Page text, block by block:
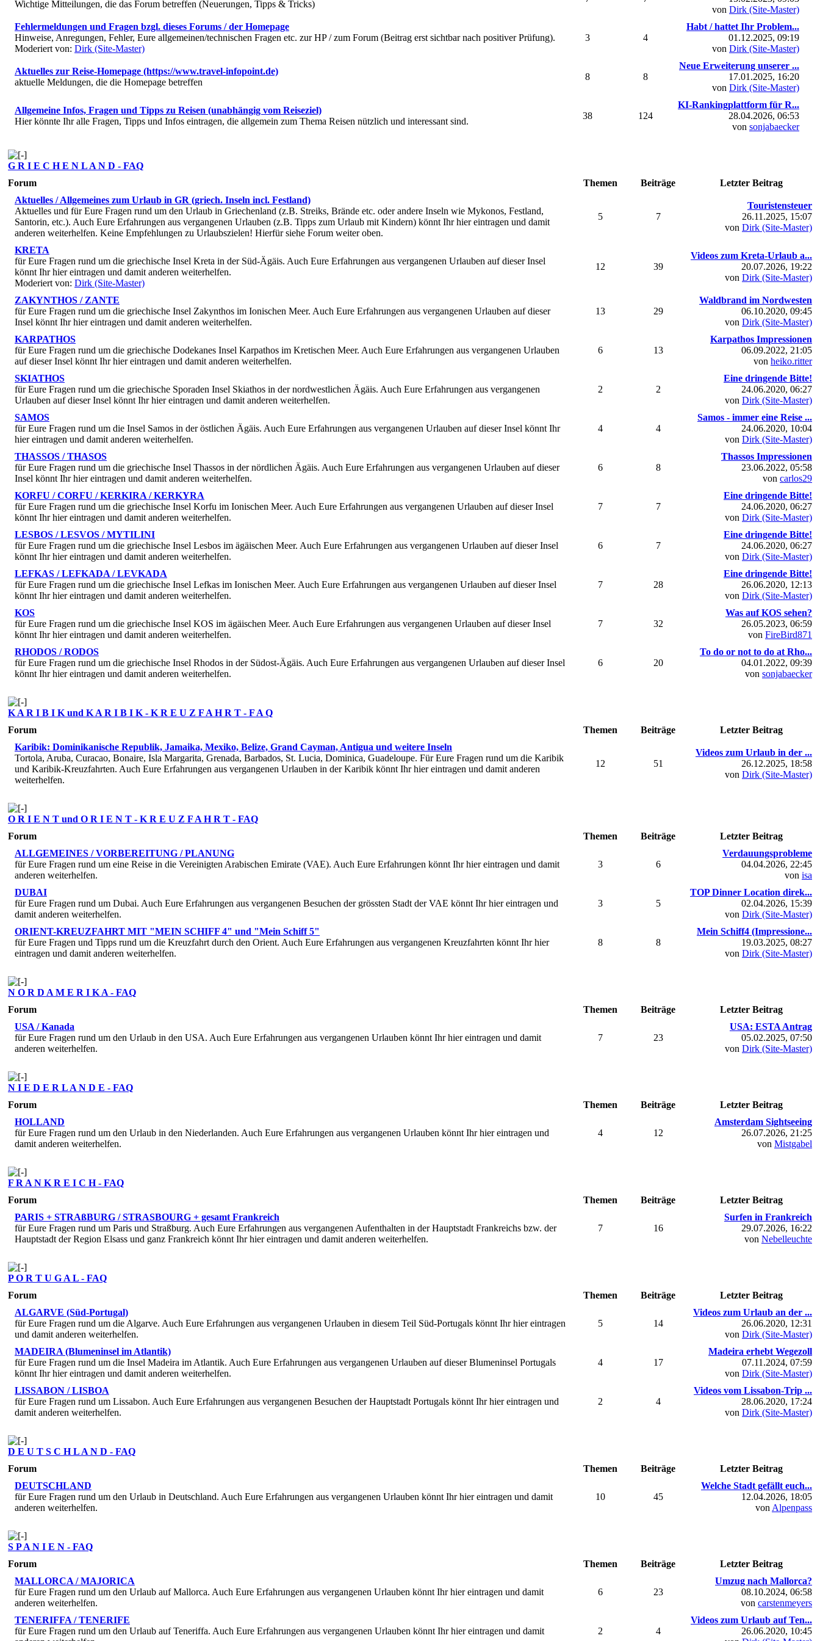
Wichtige Mitteilungen, die das Forum betreffen (Neuerungen, Tipps & Tricks)
von Dirk (Site-Master)
Fehlermeldungen und Fragen bzgl. dieses Forums / der Homepage
Hinweise, Anregungen, Fehler, Eure allgemeinen/technischen Fragen etc. zur HP / zum Forum (Beitrag erst sichtbar nach positiver Prüfung).
Moderiert von: Dirk (Site-Master)
3 4
Habt / hattet Ihr Problem...
01.12.2025, 09:19
von Dirk (Site-Master)
Aktuelles zur Reise-Homepage (https://www.travel-infopoint.de)
aktuelle Meldungen, die die Homepage betreffen
8 8
Neue Erweiterung unserer ...
17.01.2025, 16:20
von Dirk (Site-Master)
Allgemeine Infos, Fragen und Tipps zu Reisen (unabhängig vom Reiseziel)
Hier könnte Ihr alle Fragen, Tipps und Infos eintragen, die allgemein zum Thema Reisen nützlich und interessant sind.
38 124
KI-Rankingplattform für R...
28.04.2026, 06:53
von sonjabaecker
G R I E C H E N L A N D - FAQ
Forum
Themen Beiträge
Letzter Beitrag
Aktuelles / Allgemeines zum Urlaub in GR (griech. Inseln incl. Festland)
Aktuelles und für Eure Fragen rund um den Urlaub in Griechenland (z.B. Streiks, Brände etc. oder andere Inseln wie Mykonos, Festland,
Santorin, etc.). Auch Eure Erfahrungen aus vergangenen Urlauben (z.B. Tipps zum Urlaub mit Kindern) könnt Ihr hier eintragen und damit
anderen weiterhelfen. Keine Empfehlungen zu Urlaubszielen! Hierfür siehe Forum weiter oben.
5 7
Touristensteuer
26.11.2025, 15:07
von Dirk (Site-Master)
KRETA
für Eure Fragen rund um die griechische Insel Kreta in der Süd-Ägäis. Auch Eure Erfahrungen aus vergangenen Urlauben auf dieser Insel
könnt Ihr hier eintragen und damit anderen weiterhelfen.
Moderiert von: Dirk (Site-Master)
12 39
Videos zum Kreta-Urlaub a...
20.07.2026, 19:22
von Dirk (Site-Master)
ZAKYNTHOS / ZANTE
für Eure Fragen rund um die griechische Insel Zakynthos im Ionischen Meer. Auch Eure Erfahrungen aus vergangenen Urlauben auf dieser
Insel könnt Ihr hier eintragen und damit anderen weiterhelfen.
13 29
Waldbrand im Nordwesten
06.10.2020, 09:45
von Dirk (Site-Master)
KARPATHOS
für Eure Fragen rund um die griechische Dodekanes Insel Karpathos im Kretischen Meer. Auch Eure Erfahrungen aus vergangenen Urlauben
auf dieser Insel könnt Ihr hier eintragen und damit anderen weiterhelfen.
6 13
Karpathos Impressionen
06.09.2022, 21:05
von heiko.ritter
SKIATHOS
für Eure Fragen rund um die griechische Sporaden Insel Skiathos in der nordwestlichen Ägäis. Auch Eure Erfahrungen aus vergangenen
Urlauben auf dieser Insel könnt Ihr hier eintragen und damit anderen weiterhelfen.
2 2
Eine dringende Bitte!
24.06.2020, 06:27
von Dirk (Site-Master)
SAMOS
für Eure Fragen rund um die Insel Samos in der östlichen Ägäis. Auch Eure Erfahrungen aus vergangenen Urlauben auf dieser Insel könnt Ihr
hier eintragen und damit anderen weiterhelfen.
4 4
Samos - immer eine Reise ...
24.06.2020, 10:04
von Dirk (Site-Master)
THASSOS / THASOS
für Eure Fragen rund um die griechische Insel Thassos in der nördlichen Ägäis. Auch Eure Erfahrungen aus vergangenen Urlauben auf dieser
Insel könnt Ihr hier eintragen und damit anderen weiterhelfen.
6 8
Thassos Impressionen
23.06.2022, 05:58
von carlos29
KORFU / CORFU / KERKIRA / KERKYRA
für Eure Fragen rund um die griechische Insel Korfu im Ionischen Meer. Auch Eure Erfahrungen aus vergangenen Urlauben auf dieser Insel
könnt Ihr hier eintragen und damit anderen weiterhelfen.
7 7
Eine dringende Bitte!
24.06.2020, 06:27
von Dirk (Site-Master)
LESBOS / LESVOS / MYTILINI
für Eure Fragen rund um die griechische Insel Lesbos im ägäischen Meer. Auch Eure Erfahrungen aus vergangenen Urlauben auf dieser Insel
könnt Ihr hier eintragen und damit anderen weiterhelfen.
6 7
Eine dringende Bitte!
24.06.2020, 06:27
von Dirk (Site-Master)
LEFKAS / LEFKADA / LEVKADA
für Eure Fragen rund um die griechische Insel Lefkas im Ionischen Meer. Auch Eure Erfahrungen aus vergangenen Urlauben auf dieser Insel
könnt Ihr hier eintragen und damit anderen weiterhelfen.
7 28
Eine dringende Bitte!
26.06.2020, 12:13
von Dirk (Site-Master)
KOS
für Eure Fragen rund um die griechische Insel KOS im ägäischen Meer. Auch Eure Erfahrungen aus vergangenen Urlauben auf dieser Insel
könnt Ihr hier eintragen und damit anderen weiterhelfen.
7 32
Was auf KOS sehen?
26.05.2023, 06:59
von FireBird871
RHODOS / RODOS
für Eure Fragen rund um die griechische Insel Rhodos in der Südost-Ägäis. Auch Eure Erfahrungen aus vergangenen Urlauben auf dieser Insel
könnt Ihr hier eintragen und damit anderen weiterhelfen.
6 20
To do or not to do at Rho...
04.01.2022, 09:39
von sonjabaecker
K A R I B I K und K A R I B I K - K R E U Z F A H R T - F A Q
Forum
Themen Beiträge
Letzter Beitrag
Karibik: Dominikanische Republik, Jamaika, Mexiko, Belize, Grand Cayman, Antigua und weitere Inseln
Tortola, Aruba, Curacao, Bonaire, Isla Margarita, Grenada, Barbados, St. Lucia, Dominica, Guadeloupe. Für Eure Fragen rund um die Karibik
und Karibik-Kreuzfahrten. Auch Eure Erfahrungen aus vergangenen Urlauben in der Karibik könnt Ihr hier eintragen und damit anderen
weiterhelfen.
12 51
Videos zum Urlaub in der ...
26.12.2025, 18:58
von Dirk (Site-Master)
O R I E N T und O R I E N T - K R E U Z F A H R T - FAQ
Forum
Themen Beiträge
Letzter Beitrag
ALLGEMEINES / VORBEREITUNG / PLANUNG
für Eure Fragen rund um eine Reise in die Vereinigten Arabischen Emirate (VAE). Auch Eure Erfahrungen könnt Ihr hier eintragen und damit
anderen weiterhelfen.
3 6
Verdauungsprobleme
04.04.2026, 22:45
von isa
DUBAI
für Eure Fragen rund um Dubai. Auch Eure Erfahrungen aus vergangenen Besuchen der grössten Stadt der VAE könnt Ihr hier eintragen und
damit anderen weiterhelfen.
3 5
TOP Dinner Location direk...
02.04.2026, 15:39
von Dirk (Site-Master)
ORIENT-KREUZFAHRT MIT "MEIN SCHIFF 4" und "Mein Schiff 5"
für Eure Fragen und Tipps rund um die Kreuzfahrt durch den Orient. Auch Eure Erfahrungen aus vergangenen Kreuzfahrten könnt Ihr hier
eintragen und damit anderen weiterhelfen.
8 8
Mein Schiff4 (Impressione...
19.03.2025, 08:27
von Dirk (Site-Master)
N O R D A M E R I K A - FAQ
Forum
Themen Beiträge
Letzter Beitrag
USA / Kanada
für Eure Fragen rund um den Urlaub in den USA. Auch Eure Erfahrungen aus vergangenen Urlauben könnt Ihr hier eintragen und damit
anderen weiterhelfen.
7 23
USA: ESTA Antrag
05.02.2025, 07:50
von Dirk (Site-Master)
N I E D E R L A N D E - FAQ
Forum
Themen Beiträge
Letzter Beitrag
HOLLAND
für Eure Fragen rund um den Urlaub in den Niederlanden. Auch Eure Erfahrungen aus vergangenen Urlauben könnt Ihr hier eintragen und
damit anderen weiterhelfen.
4 12
Amsterdam Sightseeing
26.07.2026, 21:25
von Mistgabel
F R A N K R E I C H - FAQ
Forum
Themen Beiträge
Letzter Beitrag
PARIS + STRAßBURG / STRASBOURG + gesamt Frankreich
für Eure Fragen rund um Paris und Straßburg. Auch Eure Erfahrungen aus vergangenen Aufenthalten in der Hauptstadt Frankreichs bzw. der
Hauptstadt der Region Elsass und ganz Frankreich könnt Ihr hier eintragen und damit anderen weiterhelfen.
7 16
Surfen in Frankreich
29.07.2026, 16:22
von Nebelleuchte
P O R T U G A L - FAQ
Forum
Themen Beiträge
Letzter Beitrag
ALGARVE (Süd-Portugal)
für Eure Fragen rund um die Algarve. Auch Eure Erfahrungen aus vergangenen Urlauben in diesem Teil Süd-Portugals könnt Ihr hier eintragen
und damit anderen weiterhelfen.
5 14
Videos zum Urlaub an der ...
26.06.2020, 12:31
von Dirk (Site-Master)
MADEIRA (Blumeninsel im Atlantik)
für Eure Fragen rund um die Insel Madeira im Atlantik. Auch Eure Erfahrungen aus vergangenen Urlauben auf dieser Blumeninsel Portugals
könnt Ihr hier eintragen und damit anderen weiterhelfen.
4 17
Madeira erhebt Wegezoll
07.11.2024, 07:59
von Dirk (Site-Master)
LISSABON / LISBOA
für Eure Fragen rund um Lissabon. Auch Eure Erfahrungen aus vergangenen Besuchen der Hauptstadt Portugals könnt Ihr hier eintragen und
damit anderen weiterhelfen.
2 4
Videos vom Lissabon-Trip ...
28.06.2020, 17:24
von Dirk (Site-Master)
D E U T S C H L A N D - FAQ
Forum
Themen Beiträge
Letzter Beitrag
DEUTSCHLAND
für Eure Fragen rund um den Urlaub in Deutschland. Auch Eure Erfahrungen aus vergangenen Urlauben könnt Ihr hier eintragen und damit
anderen weiterhelfen.
10 45
Welche Stadt gefällt euch...
12.04.2026, 18:05
von Alpenpass
S P A N I E N - FAQ
Forum
Themen Beiträge
Letzter Beitrag
MALLORCA / MAJORICA
für Eure Fragen rund um den Urlaub auf Mallorca. Auch Eure Erfahrungen aus vergangenen Urlauben könnt Ihr hier eintragen und damit
anderen weiterhelfen.
6 23
Umzug nach Mallorca?
08.10.2024, 06:58
von carstenmeyers
TENERIFFA / TENERIFE
für Eure Fragen rund um den Urlaub auf Teneriffa. Auch Eure Erfahrungen aus vergangenen Urlauben könnt Ihr hier eintragen und damit
2 4
Videos zum Urlaub auf Ten...
26.06.2020, 10:45